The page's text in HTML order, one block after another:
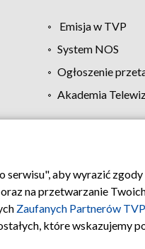
Emisja w TVP
System NOS
Ogłoszenie
Akademia
Regulamin TVP
aby wyrazić
na przetwarzanie
Zaufanych Partnerów
które wskazujemy